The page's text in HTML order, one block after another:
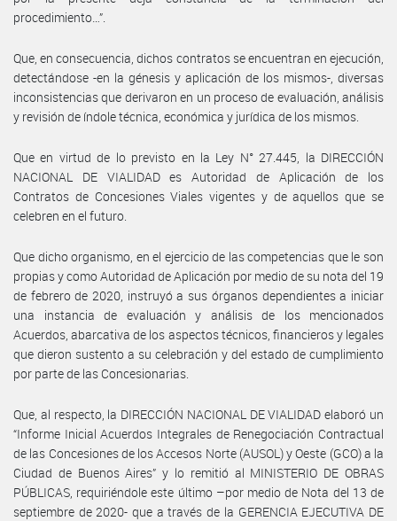
procedimiento…”.
Que, en consecuencia, dichos contratos se encuentran en ejecución,
detectándose -en la génesis y aplicación de los mismos-, diversas
inconsistencias que derivaron en un proceso de evaluación, análisis
y revisión de índole técnica, económica y jurídica de los mismos.
Que en virtud de lo previsto en la Ley N° 27.445, la DIRECCIÓN
NACIONAL DE VIALIDAD es Autoridad de Aplicación de los
Contratos de Concesiones Viales vigentes y de aquellos que se
celebren en el futuro.
Que dicho organismo, en el ejercicio de las competencias que le son
propias y como Autoridad de Aplicación por medio de su nota del 19
de febrero de 2020, instruyó a sus órganos dependientes a iniciar
una instancia de evaluación y análisis de los mencionados
Acuerdos, abarcativa de los aspectos técnicos, financieros y legales
que dieron sustento a su celebración y del estado de cumplimiento
por parte de las Concesionarias.
Que, al respecto, la DIRECCIÓN NACIONAL DE VIALIDAD elaboró un
“Informe Inicial Acuerdos Integrales de Renegociación Contractual
de las Concesiones de los Accesos Norte (AUSOL) y Oeste (GCO) a la
Ciudad de Buenos Aires” y lo remitió al MINISTERIO DE OBRAS
PÚBLICAS, requiriéndole este último –por medio de Nota del 13 de
septiembre de 2020- que a través de la GERENCIA EJECUTIVA DE